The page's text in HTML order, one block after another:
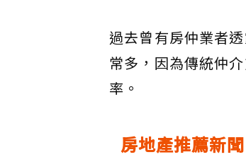
過去曾有房仲業者
常多，因為傳統仲
率。
房地產推薦新聞